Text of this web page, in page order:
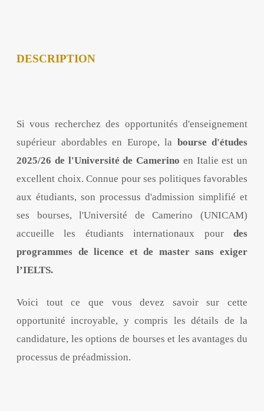
DESCRIPTION
Si vous recherchez des opportunités d'enseignement
supérieur abordables en Europe, la bourse d'études
2025/26 de l'Université de Camerino en Italie est un
excellent choix. Connue pour ses politiques favorables
aux étudiants, son processus d'admission simplifié et
ses bourses, l'Université de Camerino (UNICAM)
accueille les étudiants internationaux pour des
programmes de licence et de master sans exiger
l’IELTS.
Voici tout ce que vous devez savoir sur cette
opportunité incroyable, y compris les détails de la
candidature, les options de bourses et les avantages du
processus de préadmission.